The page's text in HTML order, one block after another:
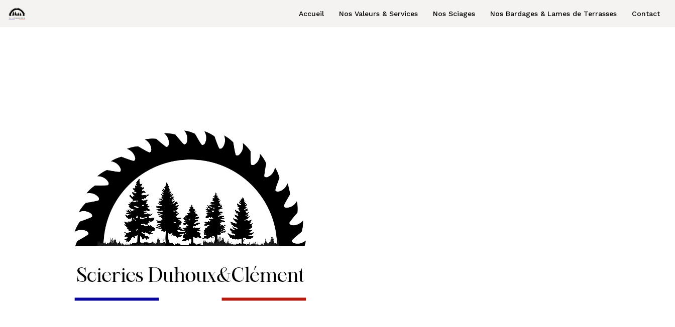
Accueil Nos Valeurs & Services Nos Sciages Nos Bardages & Lames de Terrasses Contact